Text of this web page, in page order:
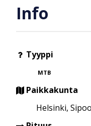
Info
Tyyppi
MTB
Paikkakunta
Helsinki,